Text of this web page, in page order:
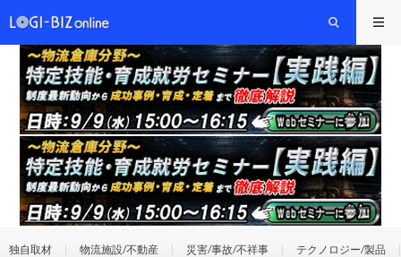
独自取材 物流施設/不動産 災害/事故/不祥事 テクノロジー/製品